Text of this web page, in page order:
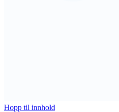
Hopp til innhold